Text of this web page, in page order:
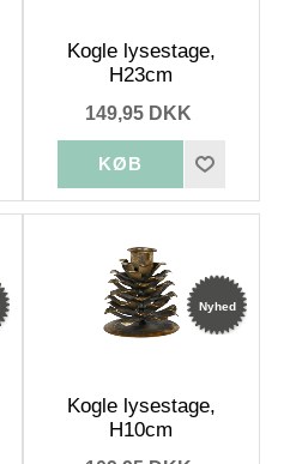
Kogle lysestage,
H23cm
149,95 DKK
Nyhed
Kogle lysestage,
H10cm